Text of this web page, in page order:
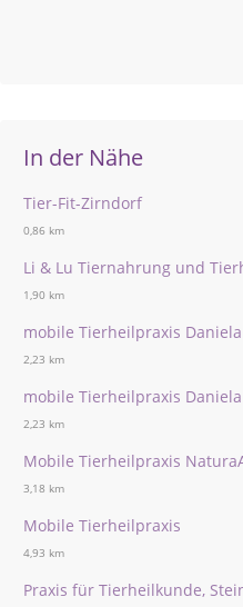
In der Nähe
Tier-Fit-Zirndorf
0,86 km
Li & Lu Tiernahrung und
1,90 km
mobile Tierheilpraxis
2,23 km
mobile Tierheilpraxis
2,23 km
Mobile Tierheilpraxis
3,18 km
Mobile Tierheilpraxis
4,93 km
Praxis für Tierheilkunde,